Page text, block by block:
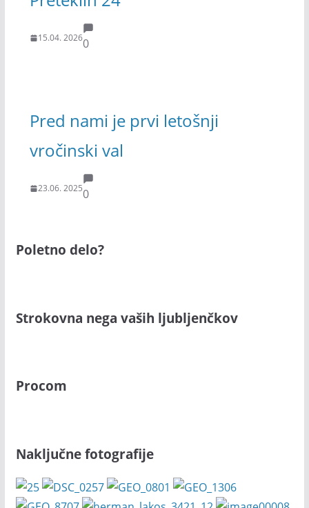
15.04. 20260
Pred nami je prvi letošnji
vročinski val
23.06. 20250
Poletno delo?
Strokovna nega vaših ljubljenčkov
Procom
Naključne fotografije